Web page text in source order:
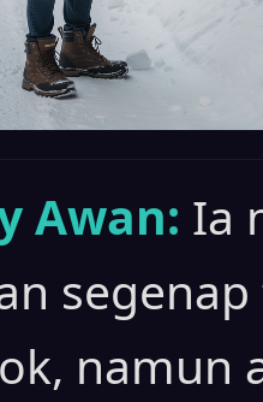
Awan: Ia
namun